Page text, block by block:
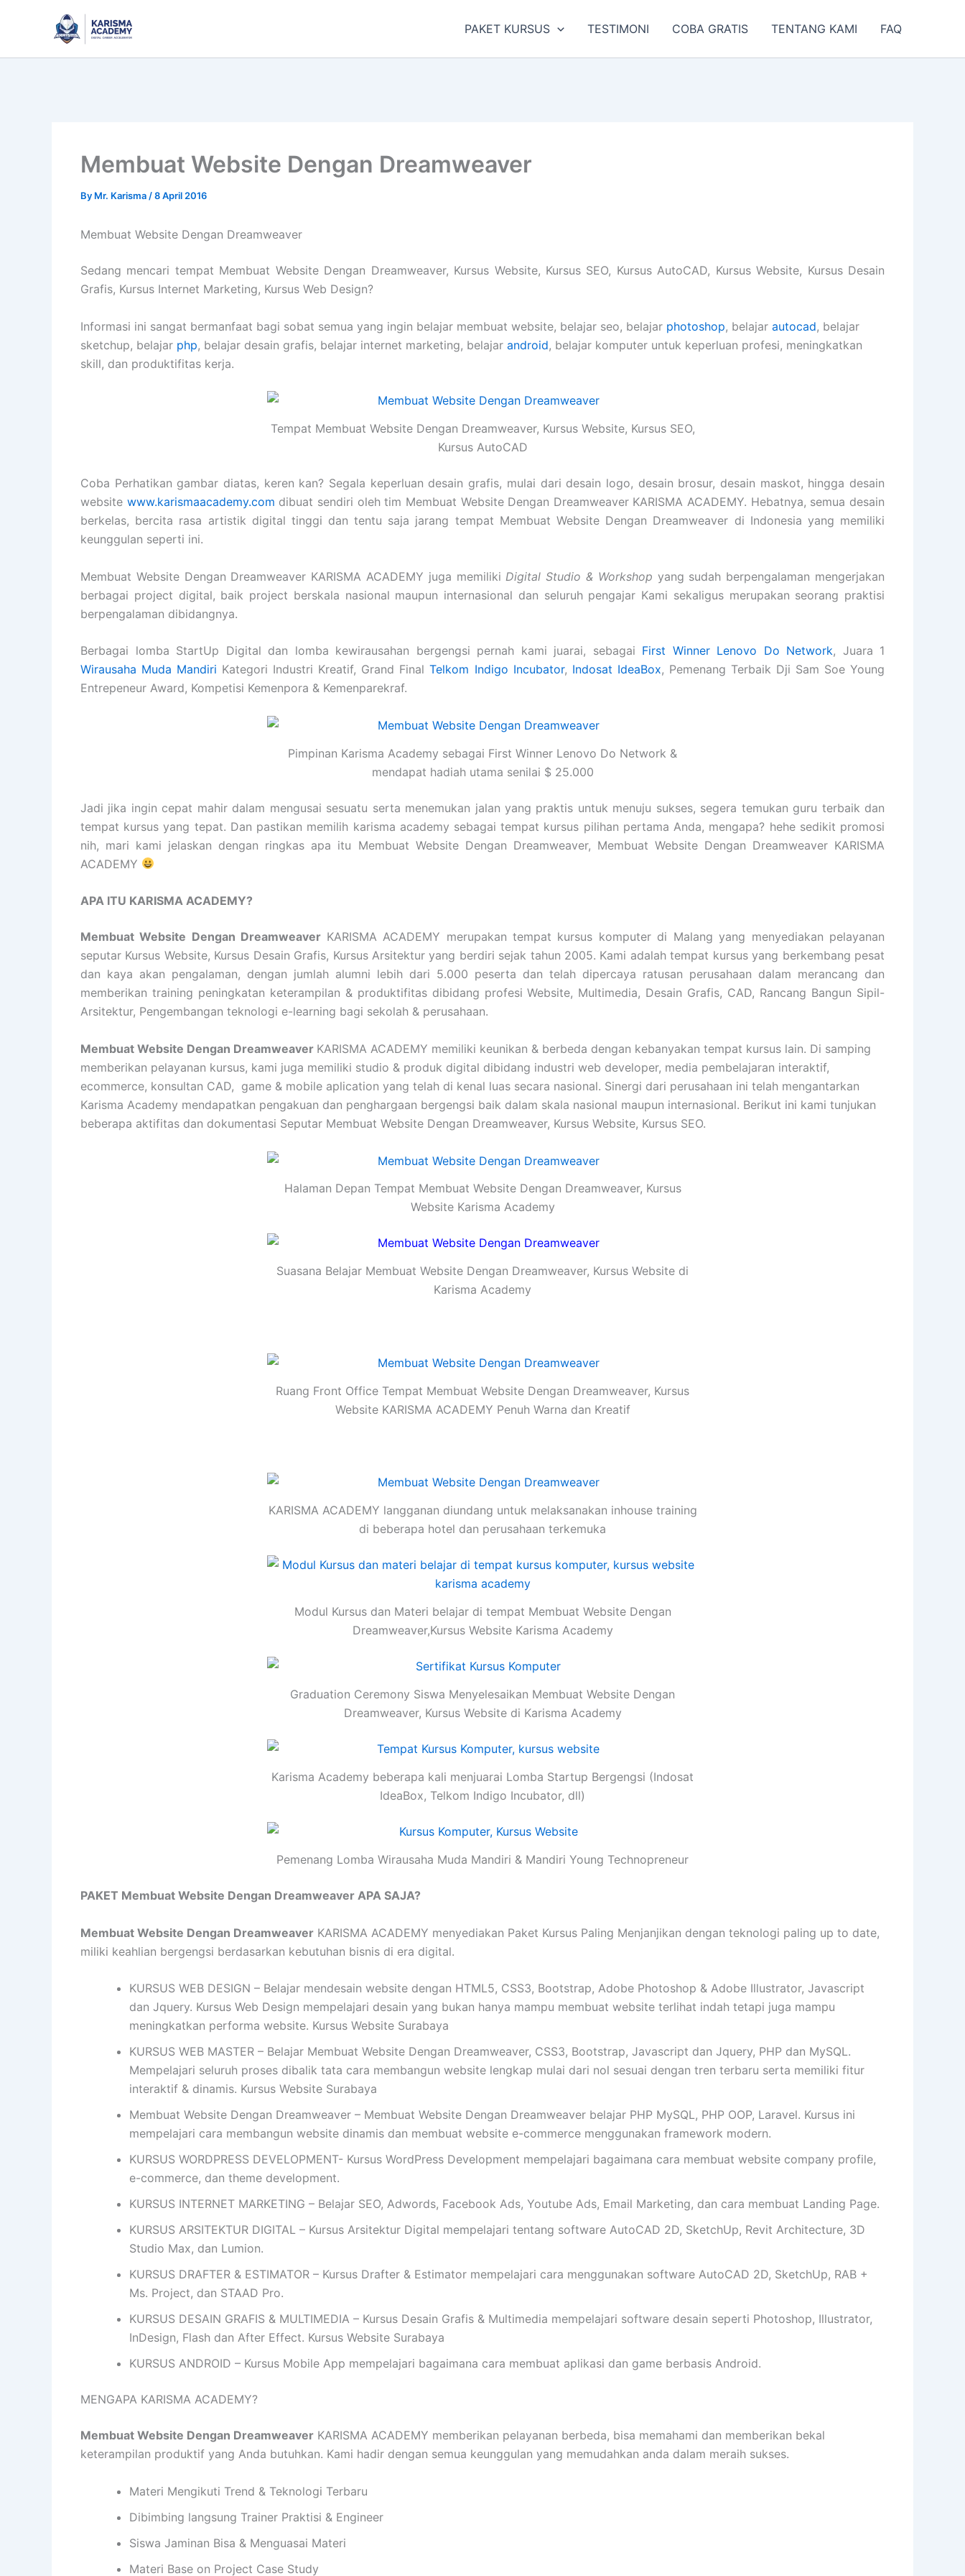
PAKET KURSUS TESTIMONI COBA GRATIS TENTANG KAMI FAQ
Membuat Website Dengan Dreamweaver
By Mr. Karisma /8 April 2016
Membuat Website Dengan Dreamweaver
Sedang mencari tempat Membuat Website Dengan Dreamweaver, Kursus Website, Kursus SEO, Kursus AutoCAD, Kursus Website, Kursus Desain
Grafis, Kursus Internet Marketing, Kursus Web Design?
Informasi ini sangat bermanfaat bagi sobat semua yang ingin belajar membuat website, belajar seo, belajar photoshop, belajar autocad, belajar
sketchup, belajar php, belajar desain grafis, belajar internet marketing, belajar android, belajar komputer untuk keperluan profesi, meningkatkan
skill, dan produktifitas kerja.
Tempat Membuat Website Dengan Dreamweaver, Kursus Website, Kursus SEO,
Kursus AutoCAD
Coba Perhatikan gambar diatas, keren kan? Segala keperluan desain grafis, mulai dari desain logo, desain brosur, desain maskot, hingga desain
website www.karismaacademy.com dibuat sendiri oleh tim Membuat Website Dengan Dreamweaver KARISMA ACADEMY. Hebatnya, semua desain
berkelas, bercita rasa artistik digital tinggi dan tentu saja jarang tempat Membuat Website Dengan Dreamweaver di Indonesia yang memiliki
keunggulan seperti ini.
Membuat Website Dengan Dreamweaver KARISMA ACADEMY juga memiliki Digital Studio & Workshop yang sudah berpengalaman mengerjakan
berbagai project digital, baik project berskala nasional maupun internasional dan seluruh pengajar Kami sekaligus merupakan seorang praktisi
berpengalaman dibidangnya.
Berbagai lomba StartUp Digital dan lomba kewirausahan bergengsi pernah kami juarai, sebagai First Winner Lenovo Do Network, Juara 1
Wirausaha Muda Mandiri Kategori Industri Kreatif, Grand FinalTelkom Indigo Incubator, Indosat IdeaBox, Pemenang Terbaik Dji Sam Soe Young
Entrepeneur Award, Kompetisi Kemenpora & Kemenparekraf.
Pimpinan Karisma Academy sebagai First Winner Lenovo Do Network &
mendapat hadiah utama senilai $ 25.000
Jadi jika ingin cepat mahir dalam mengusai sesuatu serta menemukan jalan yang praktis untuk menuju sukses, segera temukan guru terbaik dan
tempat kursus yang tepat. Dan pastikan memilih karisma academy sebagai tempat kursus pilihan pertama Anda, mengapa? hehe sedikit promosi
nih, mari kami jelaskan dengan ringkas apa itu Membuat Website Dengan Dreamweaver, Membuat Website Dengan Dreamweaver KARISMA
ACADEMY
APA ITU KARISMA ACADEMY?
Membuat Website Dengan Dreamweaver KARISMA ACADEMY merupakan tempat kursus komputer di Malang yang menyediakan pelayanan
seputar Kursus Website, Kursus Desain Grafis, Kursus Arsitektur yang berdiri sejak tahun 2005. Kami adalah tempat kursus yang berkembang pesat
dan kaya akan pengalaman, dengan jumlah alumni lebih dari 5.000 peserta dan telah dipercaya ratusan perusahaan dalam merancang dan
memberikan training peningkatan keterampilan & produktifitas dibidang profesi Website, Multimedia, Desain Grafis, CAD, Rancang Bangun Sipil-
Arsitektur, Pengembangan teknologi e-learning bagi sekolah & perusahaan.
Membuat Website Dengan Dreamweaver KARISMA ACADEMY memiliki keunikan & berbeda dengan kebanyakan tempat kursus lain. Di samping
memberikan pelayanan kursus, kami juga memiliki studio & produk digital dibidang industri web developer, media pembelajaran interaktif,
ecommerce, konsultan CAD, game & mobile aplication yang telah di kenal luas secara nasional. Sinergi dari perusahaan ini telah mengantarkan
Karisma Academy mendapatkan pengakuan dan penghargaan bergengsi baik dalam skala nasional maupun internasional. Berikut ini kami tunjukan
beberapa aktifitas dan dokumentasi Seputar Membuat Website Dengan Dreamweaver, Kursus Website, Kursus SEO.
Halaman Depan Tempat Membuat Website Dengan Dreamweaver, Kursus
Website Karisma Academy
Suasana Belajar Membuat Website Dengan Dreamweaver, Kursus Website di
Karisma Academy
Ruang Front Office Tempat Membuat Website Dengan Dreamweaver, Kursus
Website KARISMA ACADEMY Penuh Warna dan Kreatif
KARISMA ACADEMY langganan diundang untuk melaksanakan inhouse training
di beberapa hotel dan perusahaan terkemuka
Modul Kursus dan Materi belajar di tempat Membuat Website Dengan
Dreamweaver,Kursus Website Karisma Academy
Graduation Ceremony Siswa Menyelesaikan Membuat Website Dengan
Dreamweaver, Kursus Website di Karisma Academy
Karisma Academy beberapa kali menjuarai Lomba Startup Bergengsi (Indosat
IdeaBox, Telkom Indigo Incubator, dll)
Pemenang Lomba Wirausaha Muda Mandiri & Mandiri Young Technopreneur
PAKET Membuat Website Dengan Dreamweaver APA SAJA?
Membuat Website Dengan Dreamweaver KARISMA ACADEMY menyediakan Paket Kursus Paling Menjanjikan dengan teknologi paling up to date,
miliki keahlian bergengsi berdasarkan kebutuhan bisnis di era digital.
KURSUS WEB DESIGN – Belajar mendesain website dengan HTML5, CSS3, Bootstrap, Adobe Photoshop & Adobe Illustrator, Javascript
dan Jquery. Kursus Web Design mempelajari desain yang bukan hanya mampu membuat website terlihat indah tetapi juga mampu
meningkatkan performa website. Kursus Website Surabaya
KURSUS WEB MASTER – Belajar Membuat Website Dengan Dreamweaver, CSS3, Bootstrap, Javascript dan Jquery, PHP dan MySQL.
Mempelajari seluruh proses dibalik tata cara membangun website lengkap mulai dari nol sesuai dengan tren terbaru serta memiliki fitur
interaktif & dinamis. Kursus Website Surabaya
Membuat Website Dengan Dreamweaver – Membuat Website Dengan Dreamweaver belajar PHP MySQL, PHP OOP, Laravel. Kursus ini
mempelajari cara membangun website dinamis dan membuat website e-commerce menggunakan framework modern.
KURSUS WORDPRESS DEVELOPMENT- Kursus WordPress Development mempelajari bagaimana cara membuat website company profile,
e-commerce, dan theme development.
KURSUS INTERNET MARKETING – Belajar SEO, Adwords, Facebook Ads, Youtube Ads, Email Marketing, dan cara membuat Landing Page.
KURSUS ARSITEKTUR DIGITAL – Kursus Arsitektur Digital mempelajari tentang software AutoCAD 2D, SketchUp, Revit Architecture, 3D
Studio Max, dan Lumion.
KURSUS DRAFTER & ESTIMATOR – Kursus Drafter & Estimator mempelajari cara menggunakan software AutoCAD 2D, SketchUp, RAB +
Ms. Project, dan STAAD Pro.
KURSUS DESAIN GRAFIS & MULTIMEDIA – Kursus Desain Grafis & Multimedia mempelajari software desain seperti Photoshop, Illustrator,
InDesign, Flash dan After Effect. Kursus Website Surabaya
KURSUS ANDROID – Kursus Mobile App mempelajari bagaimana cara membuat aplikasi dan game berbasis Android.
MENGAPA KARISMA ACADEMY?
Membuat Website Dengan Dreamweaver KARISMA ACADEMY memberikan pelayanan berbeda, bisa memahami dan memberikan bekal
keterampilan produktif yang Anda butuhkan. Kami hadir dengan semua keunggulan yang memudahkan anda dalam meraih sukses.
Materi Mengikuti Trend & Teknologi Terbaru
Dibimbing langsung Trainer Praktisi & Engineer
Siswa Jaminan Bisa & Menguasai Materi
Materi Base on Project Case Study